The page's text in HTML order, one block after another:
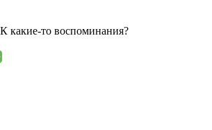
какие-то воспоминания?